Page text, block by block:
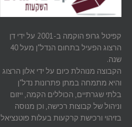
קפיטל גרופ הוקמה ב-2001 על ידי דן
הרצוג הפעיל בתחום הנדל"ן מעל 40
שנה.
הקבוצה מנוהלת כיום על ידי אלון הרצוג
והיא מתמחה במתן פתרונות נדל"ן
בלתי שגרתיים, הכוללים הקמה, ייזום
וניהול של קבוצות רכישה, וכן מנוסה
בזיהוי ורכישת קרקעות בעלות פוטנציאל